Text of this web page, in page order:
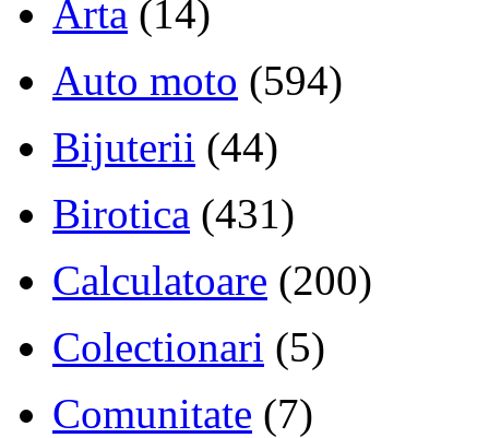
Arta (14)
Auto moto (594)
Bijuterii (44)
Birotica (431)
Calculatoare (200)
Colectionari (5)
Comunitate (7)